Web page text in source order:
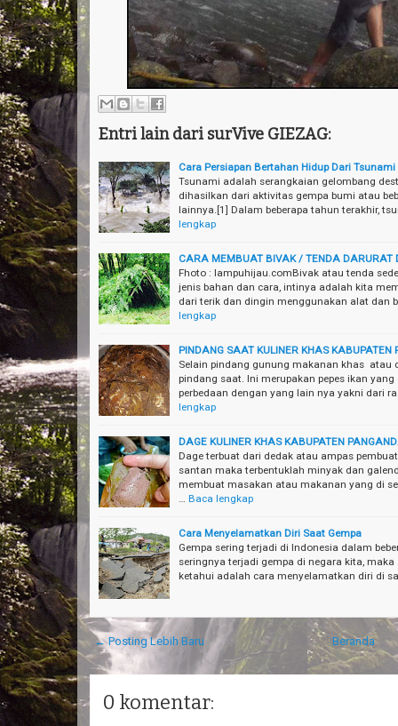
Entri lain dari surVive GIEZAG:
Cara Persiapan Bertahan Hidup Dari Tsunami
Tsunami adalah serangkaian gelombang
dihasilkan dari aktivitas gempa bumi atau
lainnya.[1] Dalam beberapa tahun terakhir,
lengkap
CARA MEMBUAT BIVAK / TENDA DARURAT
Fhoto : lampuhijau.comBivak atau tenda
jenis bahan dan cara, intinya adalah kita
dari terik dan dingin menggunakan alat dan
lengkap
PINDANG SAAT KULINER KHAS KABUPATEN
Selain pindang gunung makanan khas atau
pindang saat. Ini merupakan pepes ikan
perbedaan dengan yang lain nya yakni dari
lengkap
DAGE KULINER KHAS KABUPATEN
Dage terbuat dari dedak atau ampas
santan maka terbentuklah minyak dan
membuat masakan atau makanan yang di
Baca lengkap
Cara Menyelamatkan Diri Saat Gempa
Gempa sering terjadi di Indonesia dalam
seringnya terjadi gempa di negara kita,
ketahui adalah cara menyelamatkan diri di
← Posting Lebih Baru Beranda
0 komentar: